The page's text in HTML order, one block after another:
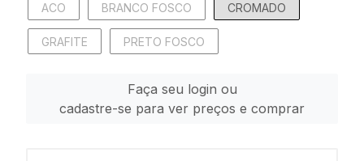
ACO BRANCO FOSCO CROMADO
GRAFITE PRETO FOSCO
Faça seu login ou
cadastre-se para ver preços e comprar